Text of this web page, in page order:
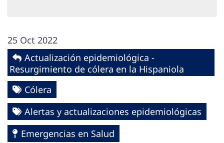
25 Oct 2022
Actualización epidemiológica -
Resurgimiento de cólera en la Hispaniola
Cólera
Alertas y actualizaciones epidemiológicas
Emergencias en Salud